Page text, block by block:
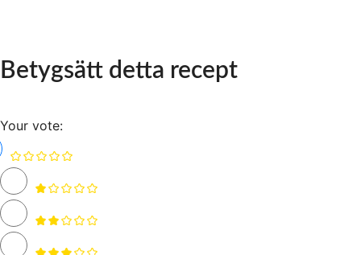
Betygsätt detta recept
Your vote: